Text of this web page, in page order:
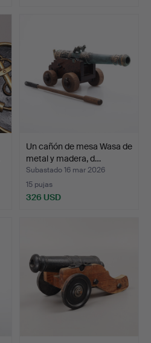
Un cañón de mesa Wasa de
metal y madera, d…
Subastado 16 mar 2026
15 pujas
326 USD